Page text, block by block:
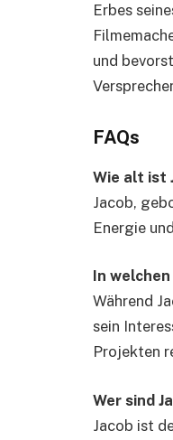
Erbes
und
FAQs
Wie alt ist
Jacob,
Energie
In
Während
sein
Projekten
Wer sind
Jacob ist